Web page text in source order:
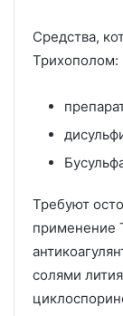
Средства,
Трихополом:
Требуют
применение
солями